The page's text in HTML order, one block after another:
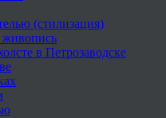
(стилизация)
живопись
в Петрозаводске